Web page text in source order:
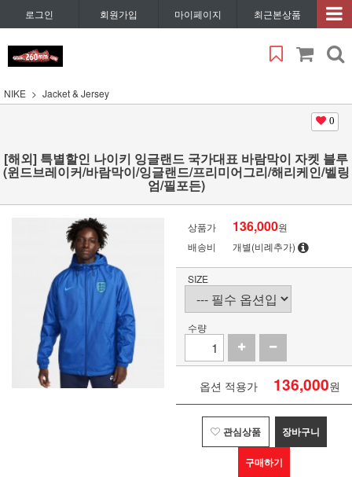
로그인 회원가입 마이페이지 최근본상품
NIKE Jacket & Jersey
0
[해외] 특별할인 나이키 잉글랜드 국가대표 바람막이 자켓 블루
(윈드브레이커/바람막이/잉글랜드/프리미어그리/해리케인/벨링
엄/필포든)
상품가 136,000원
배송비
개별(비례추가)
SIZE
수량
옵션 적용가 136,000원
관심상품 장바구니
구매하기